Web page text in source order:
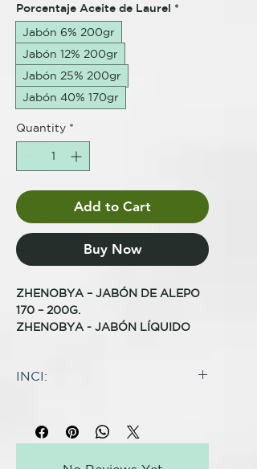
Porcentaje Aceite de Laurel *
Jabón 6% 200gr
Jabón 12% 200gr
Jabón 25% 200gr
Jabón 40% 170gr
Quantity *
Add to Cart
Buy Now
ZHENOBYA – JABÓN DE ALEPO
170 – 200G.
ZHENOBYA - JABÓN LÍQUIDO
y ya no solo porque la
formulación de los mismos no
INCI:
(Oliva) *, aceite de hoja de Laurus